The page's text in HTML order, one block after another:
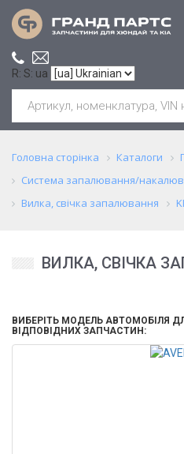
R: S: ua
Головна сторінка Каталоги
Система запалювання/
Вилка, свічка запалювання
ВИЛКА, СВІЧКА
ВИБЕРІТЬ МОДЕЛЬ АВТОМОБІЛЯ
ВІДПОВІДНИХ ЗАПЧАСТИН: